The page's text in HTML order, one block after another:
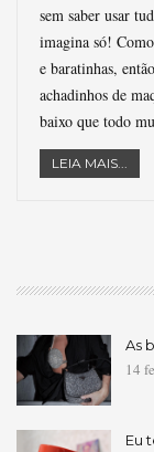
sem saber usar
imagina só!
e baratinhas,
achadinhos de
baixo que todo
LEIA MAIS...
As
14
Eu